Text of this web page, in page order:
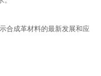
合成革材料的最新发展和应